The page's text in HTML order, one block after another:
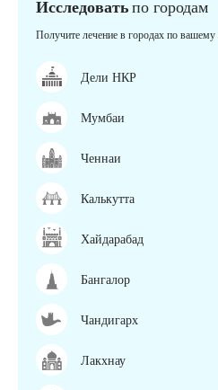
Исследоватьпо городам
Получите лечение в городах по
Дели НКР
Мумбаи
Ченнаи
Калькутта
Хайдарабад
Бангалор
Чандигарх
Лакхнау